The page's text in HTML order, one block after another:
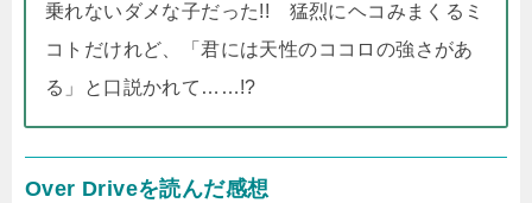
乗れないダメな子だった!! 猛烈にヘコみまくるミ
コトだけれど、「君には天性のココロの強さがあ
る」と口説かれて……!?
Over Driveを読んだ感想